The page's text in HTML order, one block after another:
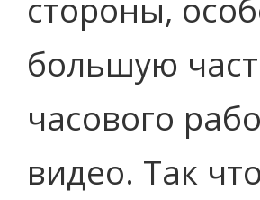
стороны,
большую
часового
видео. Так